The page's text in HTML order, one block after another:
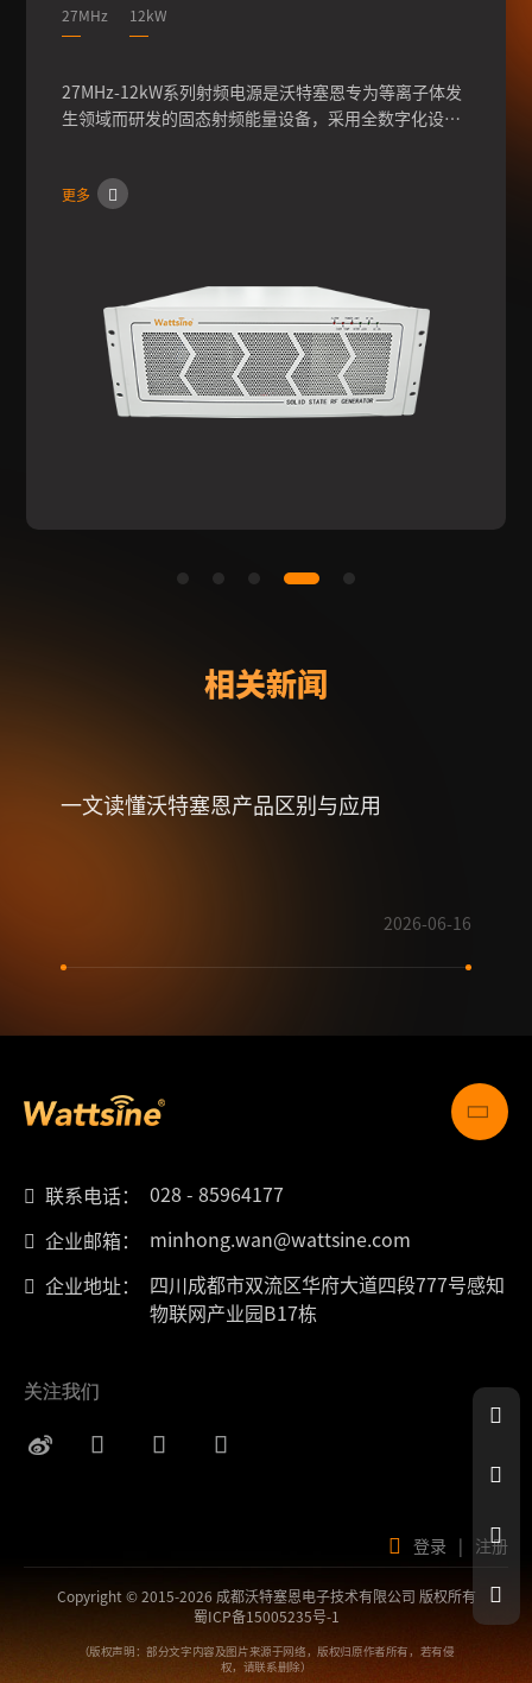
27MHz 12kW
27MHz-12kW系列射频电源是沃特塞恩专为等离子体发
生领域而研发的固态射频能量设备，采用全数字化设
需求。
更多
相关新闻
一文读懂沃特塞恩产品区别与应用
2026-06-16
联系电话：
028 - 85964177
企业邮箱：
minhong.wan@wattsine.com
企业地址：
四川成都市双流区华府大道四段777号感知
物联网产业园B17栋
关注我们
登录 | 注册
Copyright © 2015-2026 成都沃特塞恩电子技术有限公司 版权所有
蜀ICP备15005235号-1
（版权声明：部分文字内容及图片来源于网络，版权归原作者所有，若有侵
权，请联系删除）